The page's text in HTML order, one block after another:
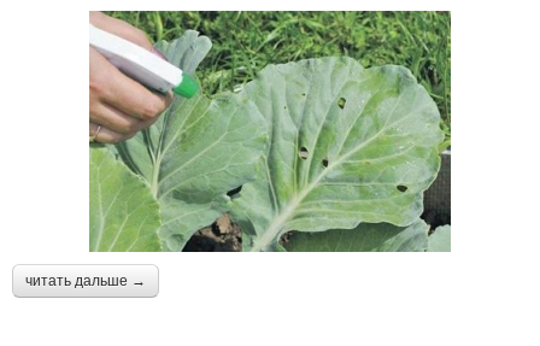
читать дальше →